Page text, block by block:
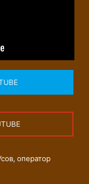
оператор